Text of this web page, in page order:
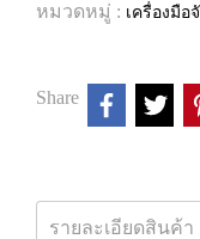
หมวดหมู่ : เครื่องมือ
Share
รายละเอียดสินค้า